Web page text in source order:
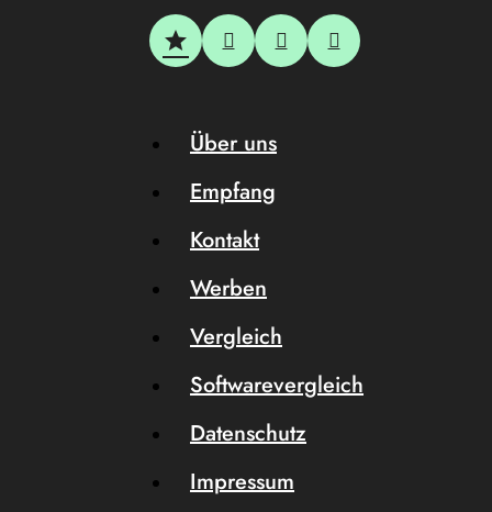
Über uns
Empfang
Kontakt
Werben
Vergleich
Softwarevergleich
Datenschutz
Impressum